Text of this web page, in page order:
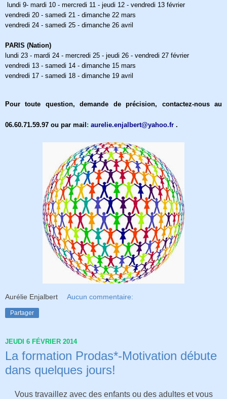
lundi 9- mardi 10 - mercredi 11 - jeudi 12 - vendredi 13 février
vendredi 20 - samedi 21 - dimanche 22 mars
vendredi 24 - samedi 25 - dimanche 26 avril
PARIS (Nation)
lundi 23 - mardi 24 - mercredi 25 - jeudi 26 - vendredi 27 février
vendredi 13 - samedi 14 - dimanche 15 mars
vendredi 17 - samedi 18 - dimanche 19 avril
Pour toute question, demande de précision, contactez-nous au
06.60.71.59.97 ou par mail : aurelie.enjalbert@yahoo.fr .
Aurélie Enjalbert Aucun commentaire:
Partager
JEUDI 6 FÉVRIER 2014
La formation Prodas*-Motivation débute
dans quelques jours!
Vous travaillez avec des enfants ou des adultes et vous